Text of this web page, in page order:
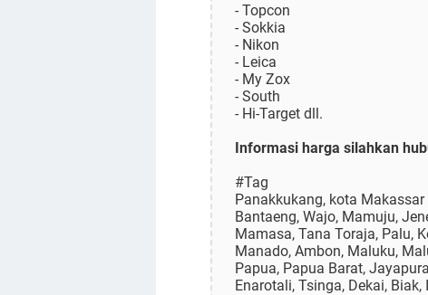
- Topcon
- Sokkia
- Nikon
- Leica
- My Zox
- South
- Hi-Target dll.
Informasi harga silahkan
#Tag
Panakkukang, kota Makassar
Bantaeng, Wajo, Mamuju,
Mamasa, Tana Toraja, Palu,
Manado, Ambon, Maluku,
Papua, Papua Barat,
Enarotali, Tsinga, Dekai,